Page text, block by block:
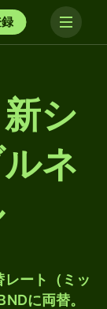
シ
ネ
ート（ミッ
に両替。